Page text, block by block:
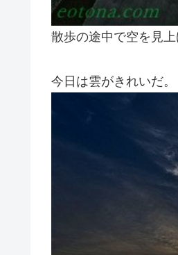
散歩の途中で空を見
今日は雲がきれいだ。